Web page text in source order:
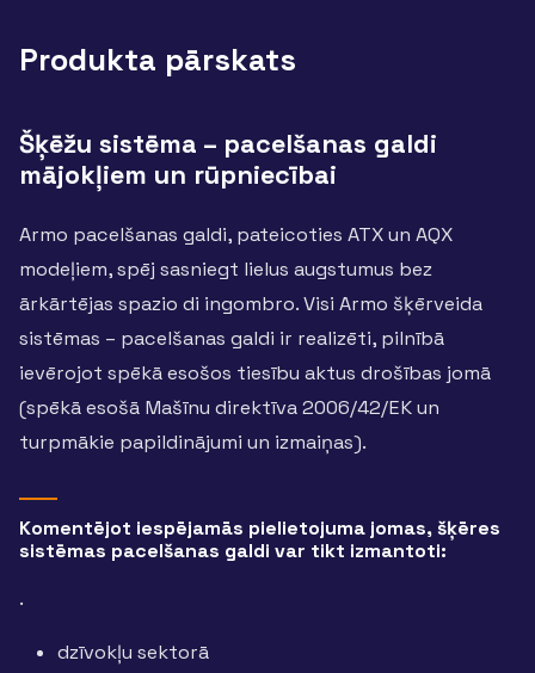
Produkta pārskats
Šķēžu sistēma – pacelšanas galdi
mājokļiem un rūpniecībai
Armo pacelšanas galdi, pateicoties ATX un AQX
modeļiem, spēj sasniegt lielus augstumus bez
ārkārtējas spazio di ingombro. Visi Armo šķērveida
sistēmas – pacelšanas galdi ir realizēti, pilnībā
ievērojot spēkā esošos tiesību aktus drošības jomā
(spēkā esošā Mašīnu direktīva 2006/42/EK un
turpmākie papildinājumi un izmaiņas).
Komentējot iespējamās pielietojuma jomas, šķēres
sistēmas pacelšanas galdi var tikt izmantoti:
.
dzīvokļu sektorā